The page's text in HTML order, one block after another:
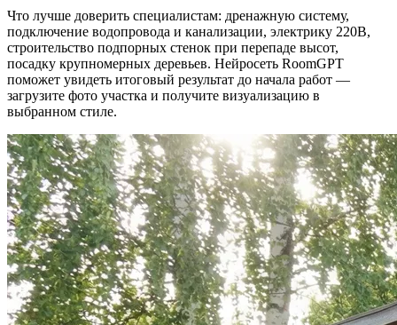
Что лучше доверить специалистам: дренажную систему,
подключение водопровода и канализации, электрику 220В,
строительство подпорных стенок при перепаде высот,
посадку крупномерных деревьев. Нейросеть RoomGPT
поможет увидеть итоговый результат до начала работ —
загрузите фото участка и получите визуализацию в
выбранном стиле.